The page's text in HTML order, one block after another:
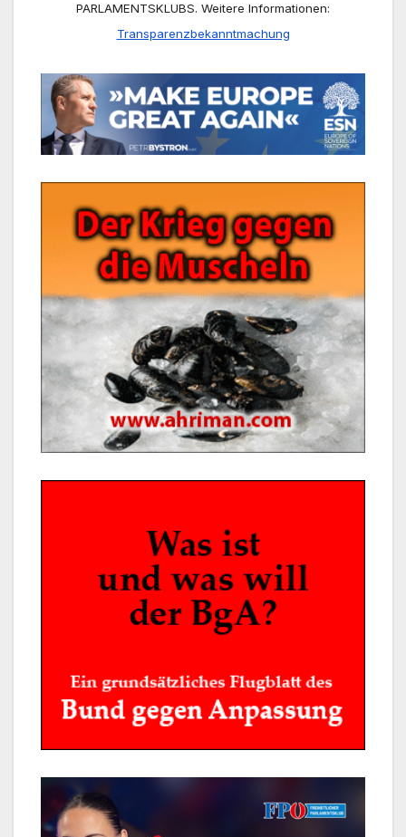
PARLAMENTSKLUBS. Weitere Informationen:
Transparenzbekanntmachung